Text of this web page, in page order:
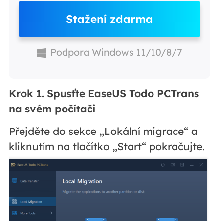
Stažení zdarma
Podpora Windows 11/10/8/7
Krok 1. Spusťte EaseUS Todo PCTrans
na svém počítači
Přejděte do sekce „Lokální migrace“ a
kliknutím na tlačítko „Start“ pokračujte.